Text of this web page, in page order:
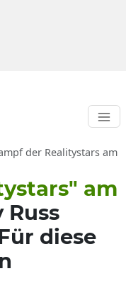
der Realitystars am
am
Russ
diese